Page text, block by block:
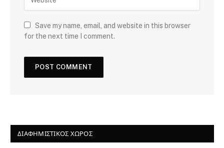
Save my name, email, and website in this browser
for the next time I comment.
ΔΙΑΦΗΜΙΣΤΙΚΌΣ ΧΏΡΟΣ